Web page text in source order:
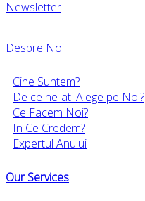
Newsletter
Despre Noi
Cine Suntem?
De ce ne-ati Alege pe Noi?
Ce Facem Noi?
In Ce Credem?
Expertul Anului
Our Services